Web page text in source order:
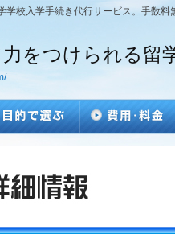
学校入学手続き代行サービス。手数料
力をつけられる留